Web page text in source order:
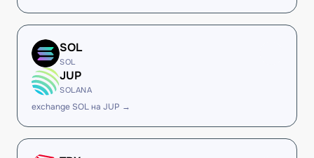
SOL
SOL
JUP
SOLANA
exchange SOL на JUP →